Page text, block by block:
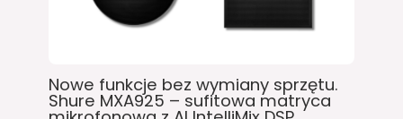
Nowe funkcje bez wymiany sprzętu.
Shure MXA925 – sufitowa matryca